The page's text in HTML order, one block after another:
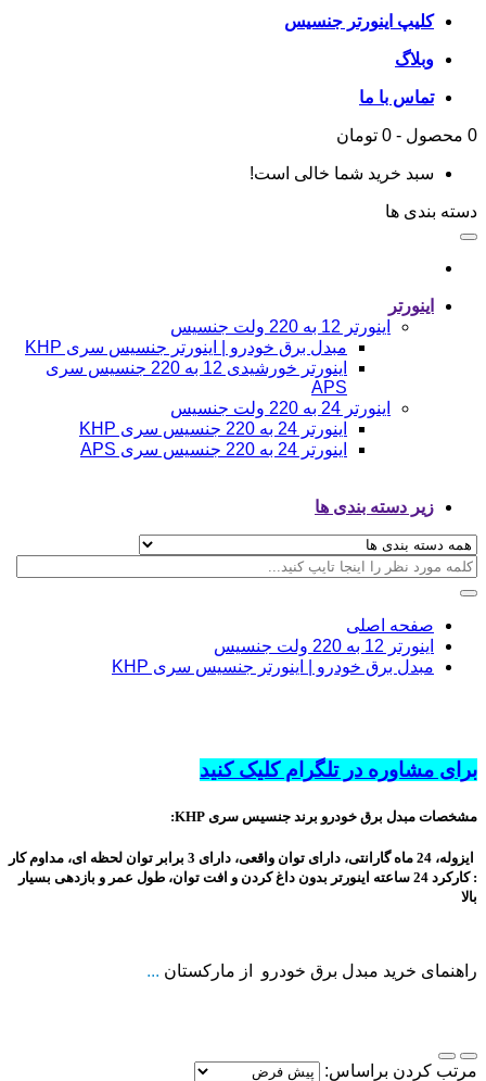
کلیپ اینورتر جنسیس
وبلاگ
تماس با ما
0 محصول - 0 تومان
سبد خرید شما خالی است!
دسته بندی ها
اینورتر
اینورتر 12 به 220 ولت جنسیس
مبدل برق خودرو | اینورتر جنسیس سری KHP
اینورتر خورشیدی 12 به 220 جنسیس سری
APS
اینورتر 24 به 220 ولت جنسیس
اینورتر 24 به 220 جنسیس سری KHP
اینورتر 24 به 220 جنسیس سری APS
زیر دسته بندی ها
صفحه اصلی
اینورتر 12 به 220 ولت جنسیس
مبدل برق خودرو | اینورتر جنسیس سری KHP
برای مشاوره در تلگرام کلیک کنید
مشخصات مبدل برق خودرو برند جنسیس سری KHP :
ایزوله، 24 ماه گارانتی، دارای توان واقعی، دارای 3 برابر توان لحظه ای، مداوم کار
: کارکرد 24 ساعته اینورتر بدون داغ کردن و افت توان، طول عمر و بازدهی بسیار
بالا
راهنمای خرید مبدل برق خودرو از مارکستان ...
مرتب کردن براساس: